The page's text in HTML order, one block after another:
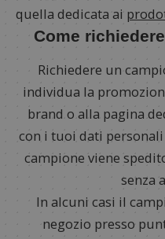
quella dedicata ai
Come
Richiedere un
individua la
brand o alla pagina
con i tuoi dati personali
campione viene
senza
In alcuni casi il
negozio presso